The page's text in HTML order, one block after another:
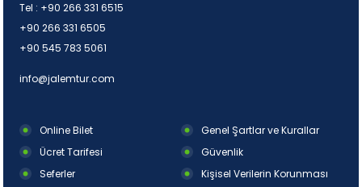
Tel : +90 266 331 6515
+90 266 331 6505
+90 545 783 5061
info@jalemtur.com
Online Bilet
Ücret Tarifesi
Seferler
Genel Şartlar ve Kurallar
Güvenlik
Kişisel Verilerin Korunması